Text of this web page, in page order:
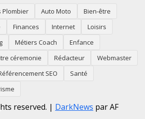
Plombier Auto Moto
Bien-être
Finances Internet
Loisirs
Métiers Coach
Enfance
céremonie Rédacteur
Webmaster
SEO
Santé
reserved. | DarkNews par AF